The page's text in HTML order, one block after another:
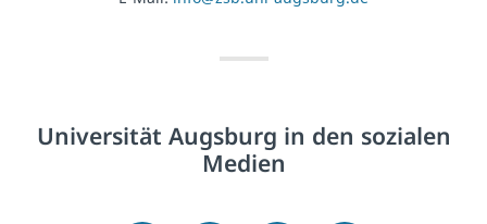
Universität Augsburg in den sozialen
Medien